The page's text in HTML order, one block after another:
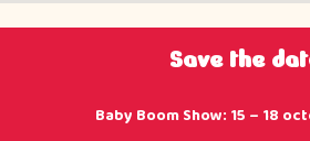
Save the
Baby Boom Show: 15 – 18